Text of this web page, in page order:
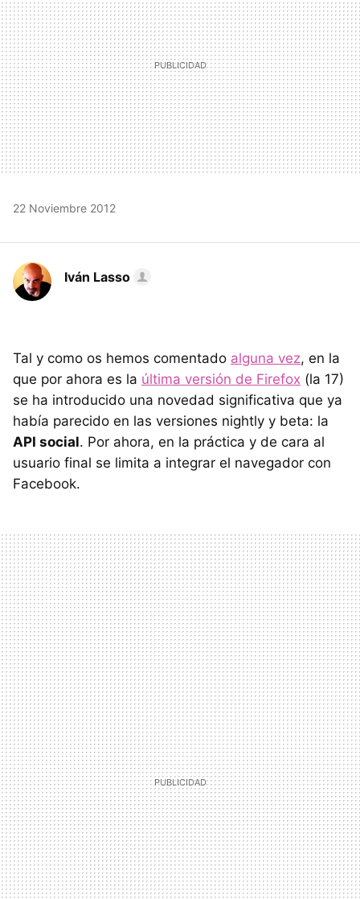
22 Noviembre 2012
Iván Lasso
Tal y como os hemos comentado alguna vez, en la
que por ahora es la última versión de Firefox (la 17)
se ha introducido una novedad significativa que ya
había parecido en las versiones nightly y beta: la
API social. Por ahora, en la práctica y de cara al
usuario final se limita a integrar el navegador con
Facebook.